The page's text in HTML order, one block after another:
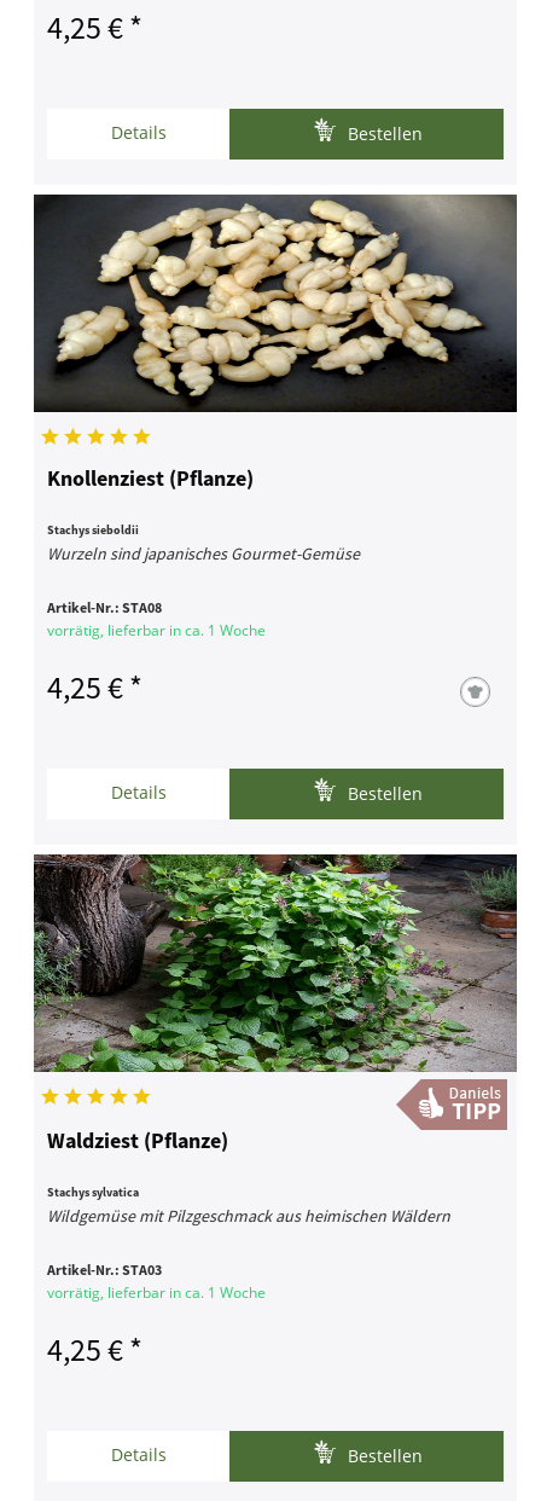
4,25 € *
Details Bestellen
Knollenziest (Pflanze)
Stachys sieboldii
Wurzeln sind japanisches Gourmet-Gemüse
Artikel-Nr.:STA08
vorrätig, lieferbar in ca. 1 Woche
4,25 € *
Details Bestellen
Waldziest (Pflanze)
Stachys sylvatica
Wildgemüse mit Pilzgeschmack aus heimischen Wäldern
Artikel-Nr.:STA03
vorrätig, lieferbar in ca. 1 Woche
4,25 € *
Details Bestellen